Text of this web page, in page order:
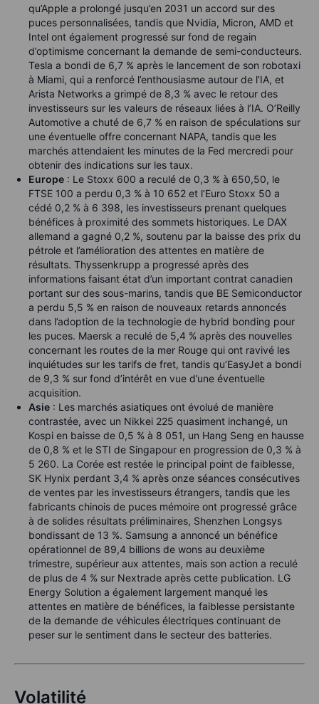
qu’Apple a prolongé jusqu’en 2031 un accord sur des
puces personnalisées, tandis que Nvidia, Micron, AMD et
Intel ont également progressé sur fond de regain
d’optimisme concernant la demande de semi-conducteurs.
Tesla a bondi de 6,7 % après le lancement de son robotaxi
à Miami, qui a renforcé l’enthousiasme autour de l’IA, et
Arista Networks a grimpé de 8,3 % avec le retour des
investisseurs sur les valeurs de réseaux liées à l’IA. O’Reilly
Automotive a chuté de 6,7 % en raison de spéculations sur
une éventuelle offre concernant NAPA, tandis que les
marchés attendaient les minutes de la Fed mercredi pour
obtenir des indications sur les taux.
Europe : Le Stoxx 600 a reculé de 0,3 % à 650,50, le
FTSE 100 a perdu 0,3 % à 10 652 et l’Euro Stoxx 50 a
cédé 0,2 % à 6 398, les investisseurs prenant quelques
bénéfices à proximité des sommets historiques. Le DAX
allemand a gagné 0,2 %, soutenu par la baisse des prix du
pétrole et l’amélioration des attentes en matière de
résultats. Thyssenkrupp a progressé après des
informations faisant état d’un important contrat canadien
portant sur des sous-marins, tandis que BE Semiconductor
a perdu 5,5 % en raison de nouveaux retards annoncés
dans l’adoption de la technologie de hybrid bonding pour
les puces. Maersk a reculé de 5,4 % après des nouvelles
concernant les routes de la mer Rouge qui ont ravivé les
inquiétudes sur les tarifs de fret, tandis qu’EasyJet a bondi
de 9,3 % sur fond d’intérêt en vue d’une éventuelle
acquisition.
Asie : Les marchés asiatiques ont évolué de manière
contrastée, avec un Nikkei 225 quasiment inchangé, un
Kospi en baisse de 0,5 % à 8 051, un Hang Seng en hausse
de 0,8 % et le STI de Singapour en progression de 0,3 % à
5 260. La Corée est restée le principal point de faiblesse,
SK Hynix perdant 3,4 % après onze séances consécutives
de ventes par les investisseurs étrangers, tandis que les
fabricants chinois de puces mémoire ont progressé grâce
à de solides résultats préliminaires, Shenzhen Longsys
bondissant de 13 %. Samsung a annoncé un bénéfice
opérationnel de 89,4 billions de wons au deuxième
trimestre, supérieur aux attentes, mais son action a reculé
de plus de 4 % sur Nextrade après cette publication. LG
Energy Solution a également largement manqué les
attentes en matière de bénéfices, la faiblesse persistante
de la demande de véhicules électriques continuant de
peser sur le sentiment dans le secteur des batteries.
Volatilité